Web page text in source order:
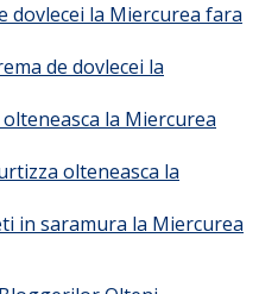
dovlecei la Miercurea fara
de dovlecei la
la Miercurea
olteneasca la
in saramura la Miercurea